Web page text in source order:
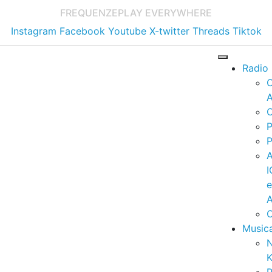
FREQUENZEPLAY EVERYWHERE
Instagram Facebook Youtube X-twitter Threads Tiktok
Radio
e